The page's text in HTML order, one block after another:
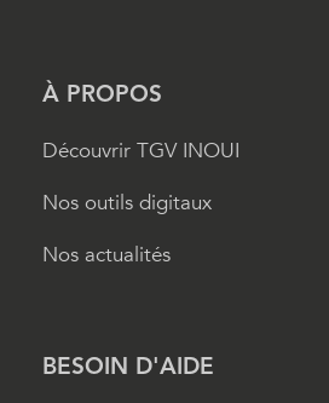
À PROPOS
Découvrir TGV INOUI
Nos outils digitaux
Nos actualités
BESOIN D'AIDE